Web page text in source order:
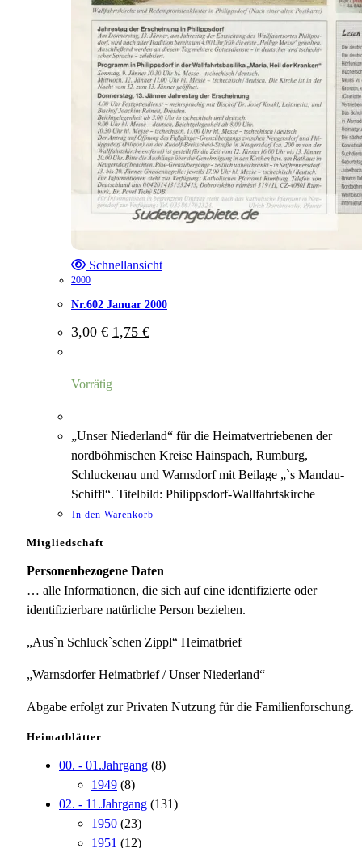
Schnellansicht
2000
Nr.602 Januar 2000
3,00€ Ursprünglicher
Preis
1,75 €Aktueller
Preis
Vorrätig
„Unser Niederland“ für die Heimatvertriebenen der
nordböhmischen Kreise Hainspach, Rumburg,
Schluckenau und Warnsdorf mit Beilage „`s Mandau-
Schiffl“. Titelbild: Philippsdorf-Wallfahrtskirche
In den Warenkorb
Mitgliedschaft
Personenbezogene Daten
… alle Informationen, die sich auf eine identifizierte oder
identifizierbare natürliche Person beziehen.
„Aus`n Schluck`schen Zippl“ Heimatbrief
„Warnsdorfer Heimatbrief / Unser Niederland“
Abgabe erfolgt zur Privaten Nutzung für die Familienforschung.
Heimatblätter
00. - 01.Jahrgang (8)
1949 (8)
02. - 11.Jahrgang (131)
1950 (23)
1951 (12)